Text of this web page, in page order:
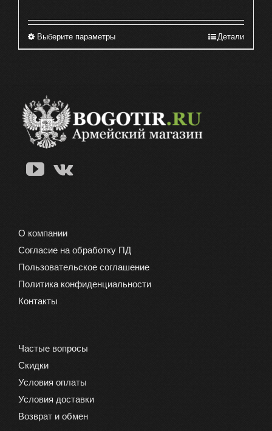
Выберите параметрыЭтот
Опции
можно
Детали
О компании
Согласие на обработку ПД
Пользовательское соглашение
Политика конфиденциальности
Контакты
Частые вопросы
Скидки
Условия оплаты
Условия доставки
Возврат и обмен